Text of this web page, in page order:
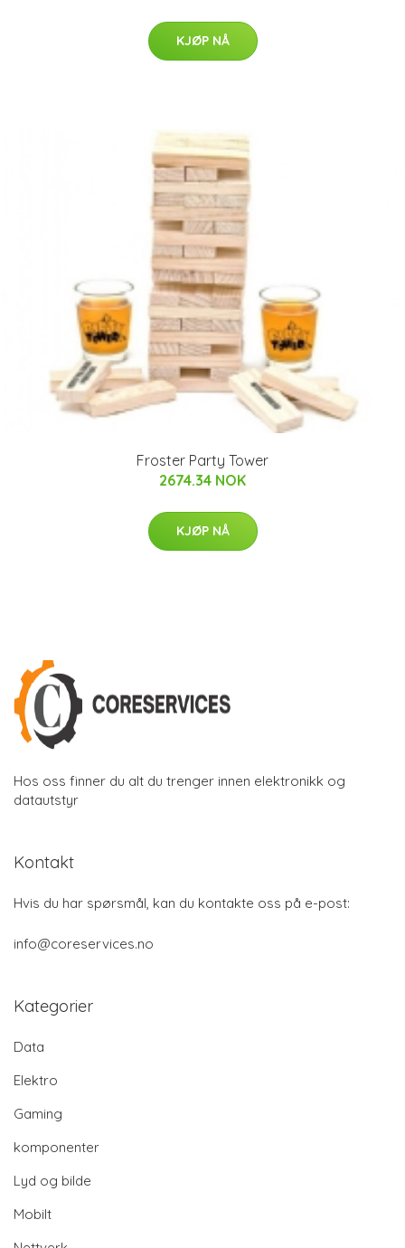
KJØP NÅ
Froster Party Tower
2674.34 NOK
KJØP NÅ
Hos oss finner du alt du trenger innen elektronikk og
datautstyr
Kontakt
Hvis du har spørsmål, kan du kontakte oss på e-post:
info@coreservices.no
Kategorier
Data
Elektro
Gaming
komponenter
Lyd og bilde
Mobilt